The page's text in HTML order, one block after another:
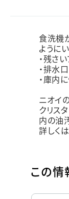
食洗機
ように
・残さ
・排水
・庫内
ニオイ
クリス
内の油
詳しくは
この情